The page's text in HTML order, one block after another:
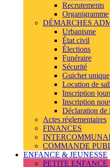
Recrutements
Organigramme
DÉMARCHES
Urbanisme
État civil
Élections
Funéraire
Sécurité
Guichet unique
Location de
Inscription
Inscription
Déclaration de
Actes réglementaires
FINANCES
COMMANDE
ENFANCE & JEUNESSE
PETITE ENFANCE